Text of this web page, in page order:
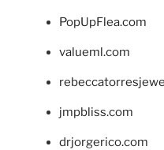
PopUpFlea.com
valueml.com
jmpbliss.com
drjorgerico.com